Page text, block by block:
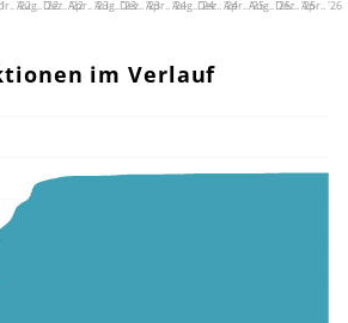
'22
Aug.. '22Dez.. '22Apr.. '23Aug.. '23Dez.. '23Apr.. '24Aug.. '24Dez.. '24Apr.. '25Aug.. '25Dez.. '25Apr.. '26
im Verlauf